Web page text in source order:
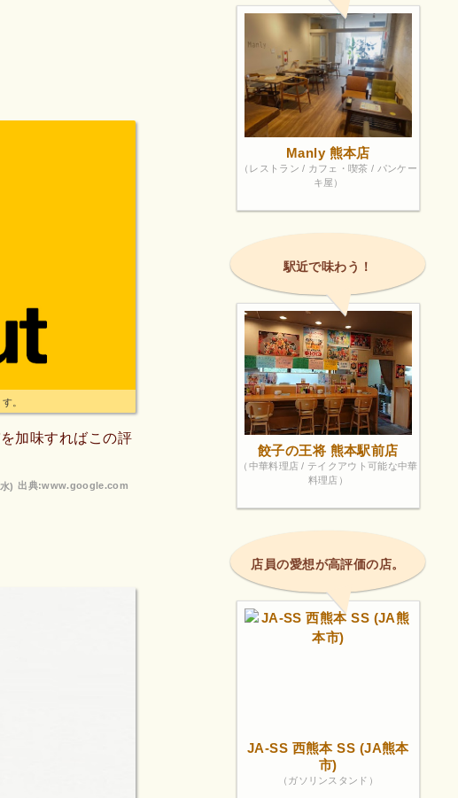
。
加味すればこの評
出典:www.google.com
)
Manly 熊本店
（レストラン / カフェ・喫茶 / パンケー
キ屋）
駅近で味わう！
餃子の王将 熊本駅前店
（中華料理店 / テイクアウト可能な中華
料理店）
店員の愛想が高評価の店。
JA-SS 西熊本 SS (JA熊本
市)
（ガソリンスタンド）